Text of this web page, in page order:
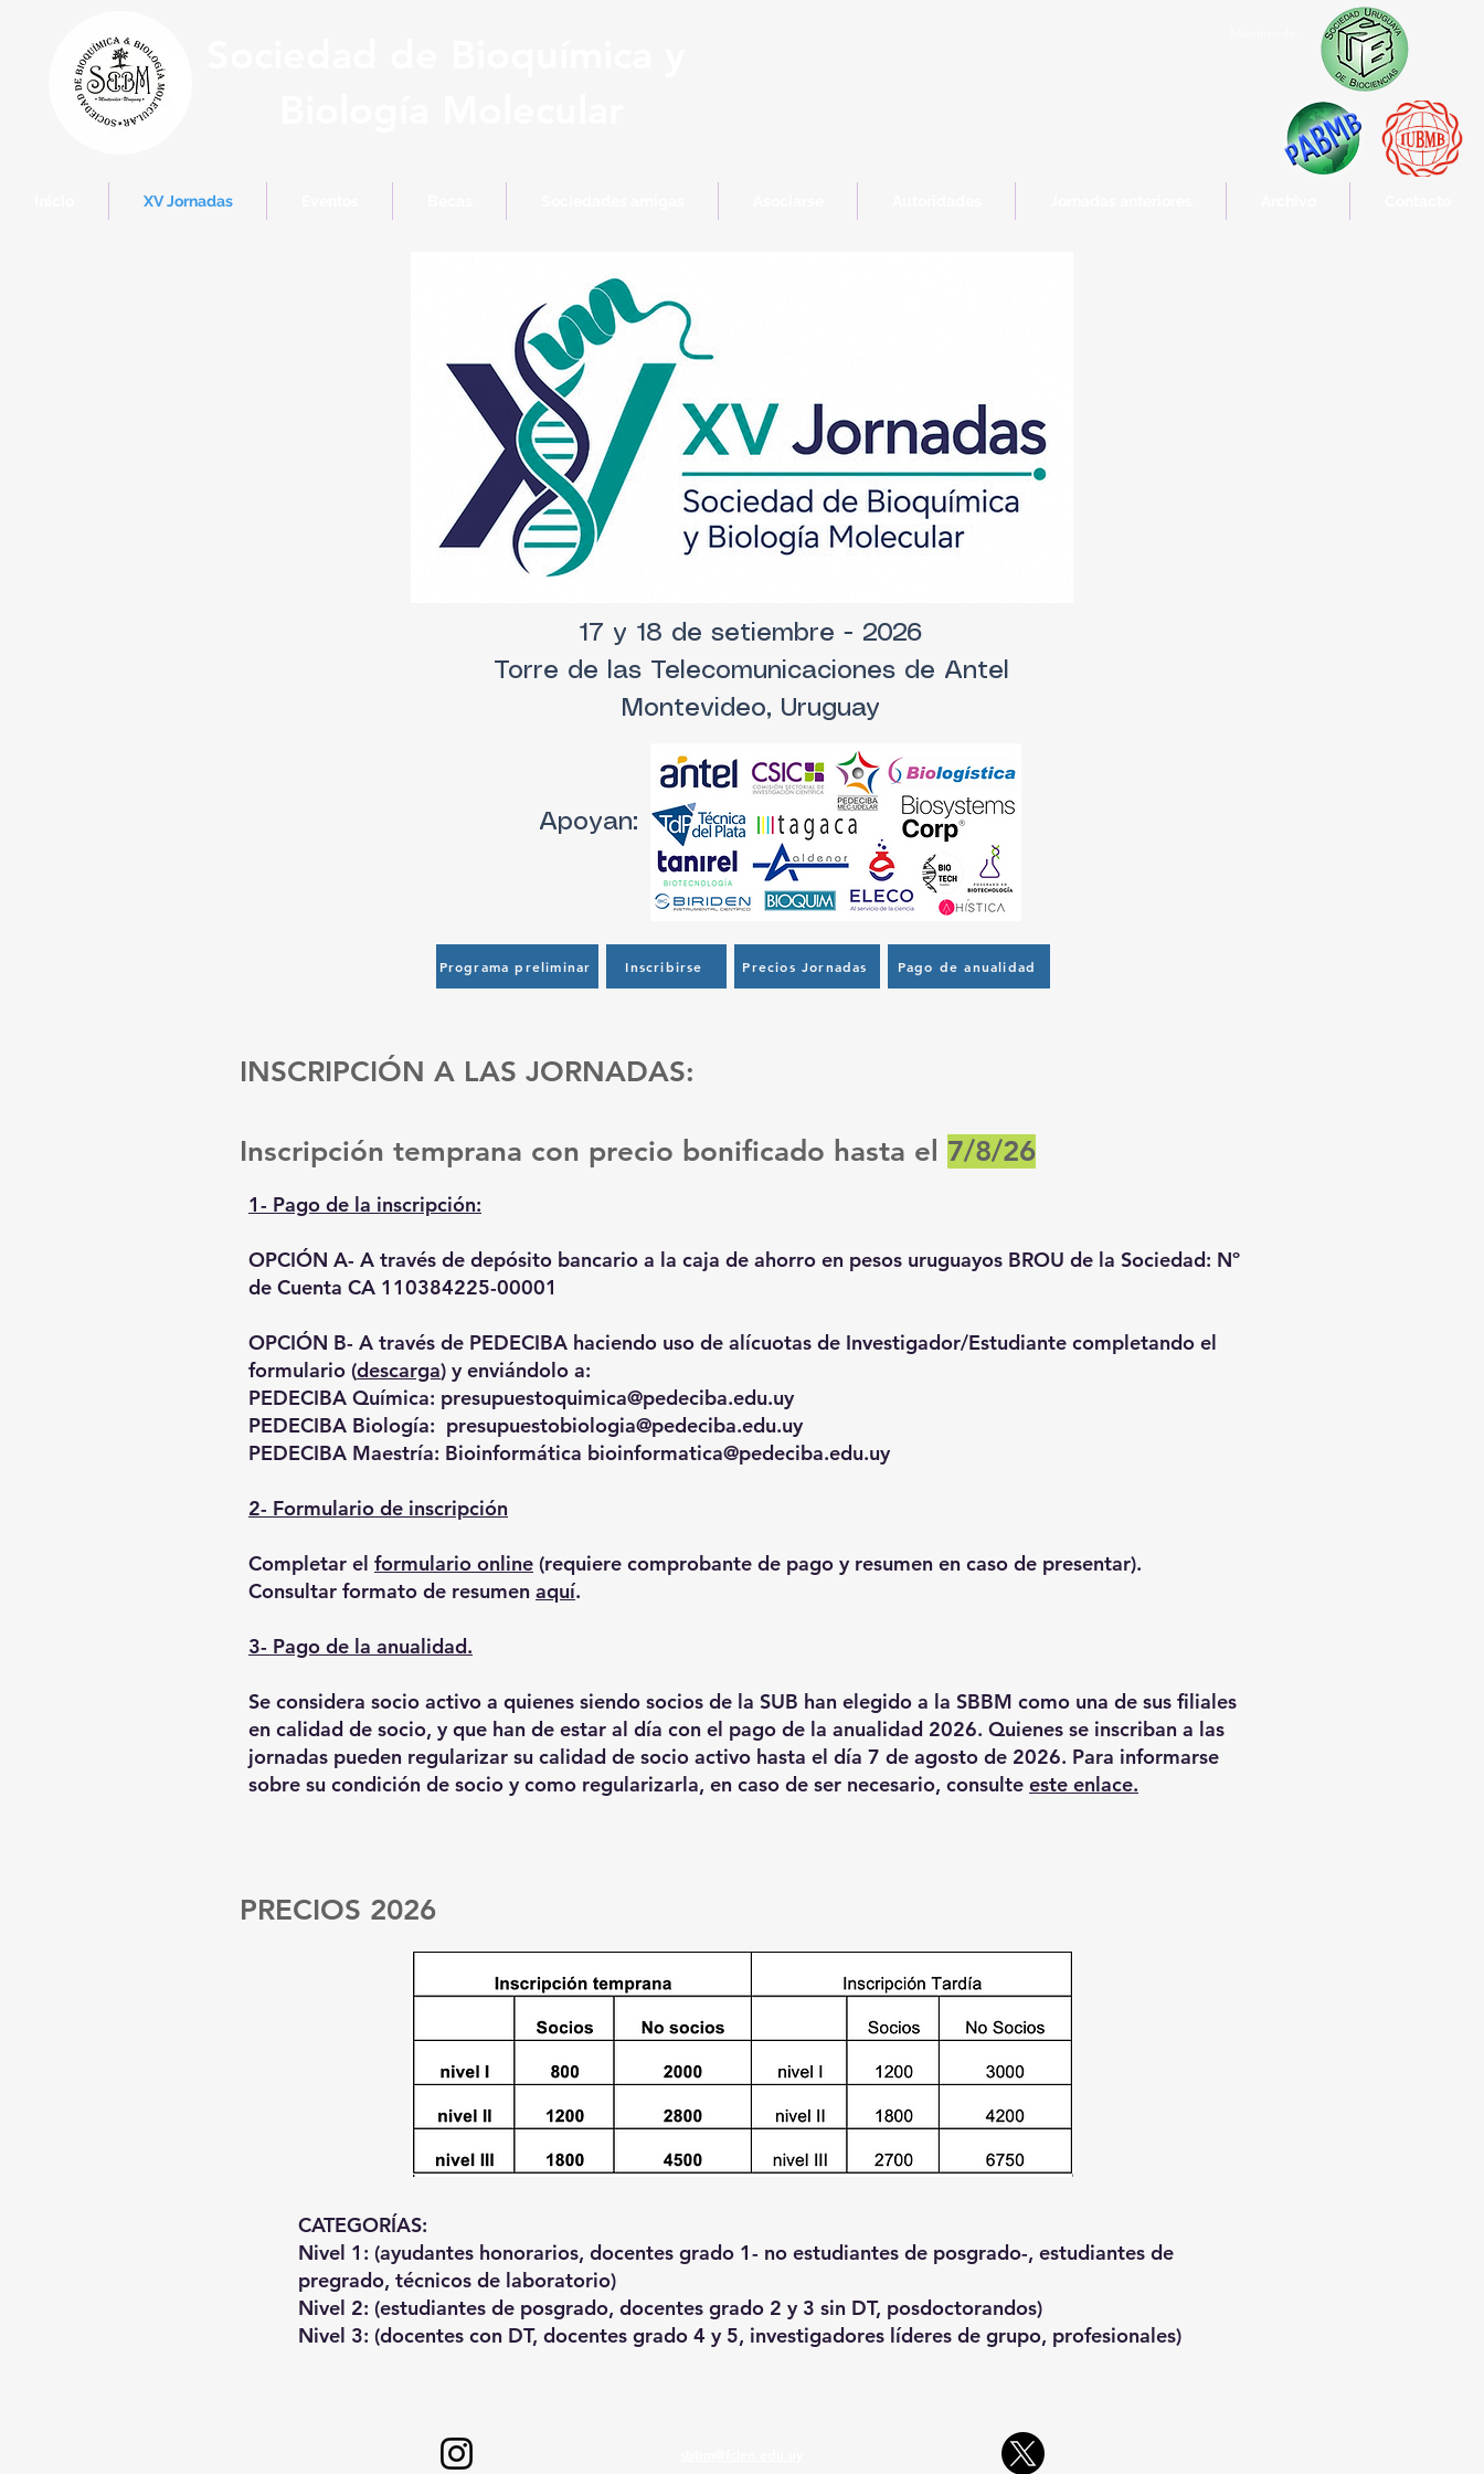
XV Jornadas
17 y 18 de setiembre - 2026
Torre de las Telecomunicaciones de Antel
Montevideo, Uruguay
Apoyan:
Programa preliminar Inscribirse Precios Jornadas Pago de anualidad
INSCRIPCIÓN A LAS JORNADAS:
Inscripción temprana con precio bonificado hasta el 7/8/26
1- Pago de la inscripción:
OPCIÓN A- A través de depósito bancario a la caja de ahorro en pesos uruguayos BROU de la Sociedad: Nº
de Cuenta CA 110384225-00001
OPCIÓN B- A través de PEDECIBA haciendo uso de alícuotas de Investigador/Estudiante completando el
formulario (descarga) y enviándolo a:
PEDECIBA Química: presupuestoquimica@pedeciba.edu.uy
PEDECIBA Biología: presupuestobiologia@pedeciba.edu.uy
PEDECIBA Maestría: Bioinformática bioinformatica@pedeciba.edu.uy
2- Formulario de inscripción
Completar el formulario online (requiere comprobante de pago y resumen en caso de presentar).
Consultar formato de resumen aquí.
3- Pago de la anualidad.
Se considera socio activo a quienes siendo socios de la SUB han elegido a la SBBM como una de sus filiales
en calidad de socio, y que han de estar al día con el pago de la anualidad 2026. Quienes se inscriban a las
jornadas pueden regularizar su calidad de socio activo hasta el día 7 de agosto de 2026. Para informarse
sobre su condición de socio y como regularizarla, en caso de ser necesario, consulte este enlace.
PRECIOS 2026
CATEGORÍAS:
Nivel 1: (ayudantes honorarios, docentes grado 1- no estudiantes de posgrado-, estudiantes de
pregrado, técnicos de laboratorio)
Nivel 2: (estudiantes de posgrado, docentes grado 2 y 3 sin DT, posdoctorandos)
Nivel 3: (docentes con DT, docentes grado 4 y 5, investigadores líderes de grupo, profesionales)